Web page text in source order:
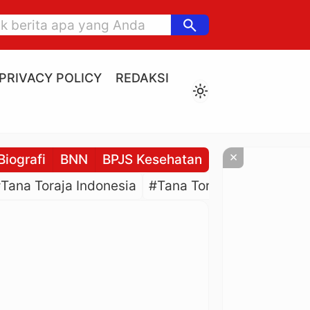
search
PRIVACY POLICY
REDAKSI
light_mode
BNN BPJS Kesehatan BPJS
Toraja Indonesia #Tana Toraja Culture
×